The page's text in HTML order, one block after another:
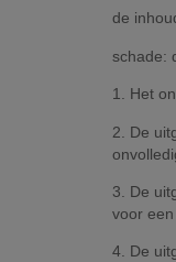
de
schade:
1. Het
2. De
3. De
voor
4. De